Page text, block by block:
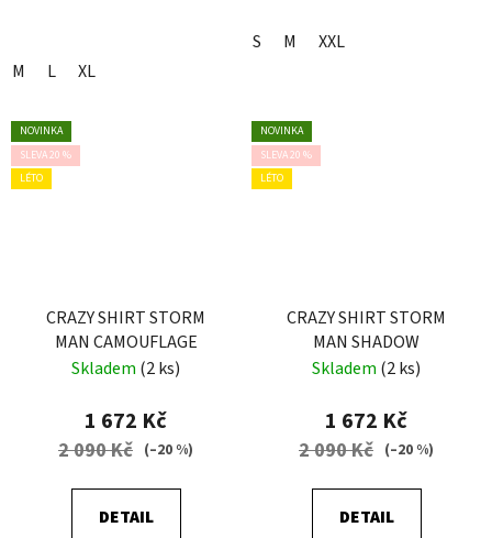
M L XL
S M XXL
NOVINKA
SLEVA 20 %
LÉTO
CRAZY SHIRT STORM
MAN CAMOUFLAGE
Skladem (2 ks)
1 672 Kč
2 090 Kč (–20 %)
DETAIL
NOVINKA
SLEVA 20 %
LÉTO
CRAZY SHIRT STORM
MAN SHADOW
Skladem (2 ks)
1 672 Kč
2 090 Kč (–20 %)
DETAIL